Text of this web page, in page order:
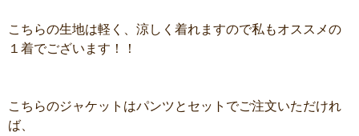
こちらの生地は軽く、涼しく着れますので私もオススメの
１着でございます！！
こちらのジャケットはパンツとセットでご注文いただけれ
ば、